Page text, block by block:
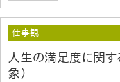
仕事観
人生の満足度に関
象）